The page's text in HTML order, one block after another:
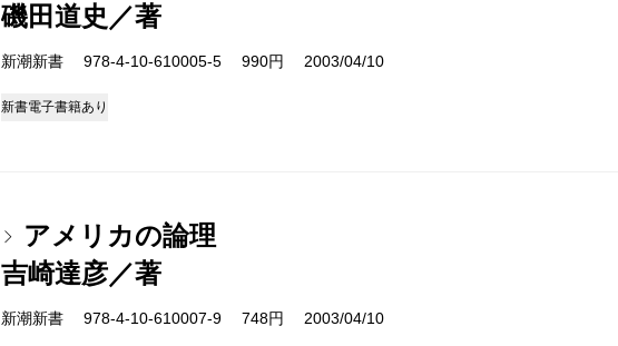
磯田道史／著
新潮新書 978-4-10-610005-5 990円 2003/04/10
新書電子書籍あり
アメリカの論理
吉崎達彦／著
新潮新書 978-4-10-610007-9 748円 2003/04/10